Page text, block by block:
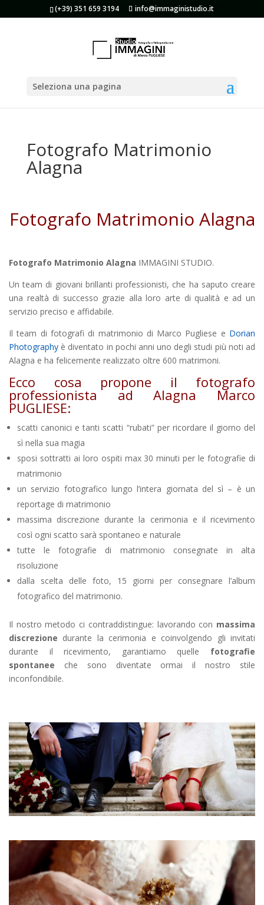
(+39) 351 659 3194 info@immaginistudio.it
Seleziona una pagina
Fotografo Matrimonio
Alagna
Fotografo Matrimonio Alagna
Fotografo Matrimonio Alagna IMMAGINI STUDIO.
Un team di giovani brillanti professionisti, che ha saputo creare
una realtà di successo grazie alla loro arte di qualità e ad un
servizio preciso e affidabile.
Il team di fotografi di matrimonio di Marco Pugliese e Dorian
Photography è diventato in pochi anni uno degli studi più noti ad
Alagna e ha felicemente realizzato oltre 600 matrimoni.
Ecco cosa propone il fotografo
professionista ad Alagna Marco
PUGLIESE:
scatti canonici e tanti scatti “rubati” per ricordare il giorno del
sì nella sua magia
sposi sottratti ai loro ospiti max 30 minuti per le fotografie di
matrimonio
un servizio fotografico lungo l’intera giornata del sì – è un
reportage di matrimonio
massima discrezione durante la cerimonia e il ricevimento
così ogni scatto sarà spontaneo e naturale
tutte le fotografie di matrimonio consegnate in alta
risoluzione
dalla scelta delle foto, 15 giorni per consegnare l’album
fotografico del matrimonio.
Il nostro metodo ci contraddistingue: lavorando con massima
discrezione durante la cerimonia e coinvolgendo gli invitati
durante il ricevimento, garantiamo quelle fotografie
spontanee che sono diventate ormai il nostro stile
inconfondibile.